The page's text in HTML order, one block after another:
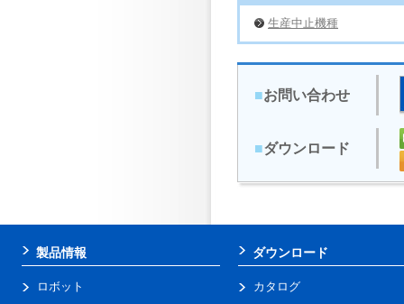
生産中止機種
■お問い合わせ
■ダウンロード
製品情報
ロボット
ダウンロード
カタログ